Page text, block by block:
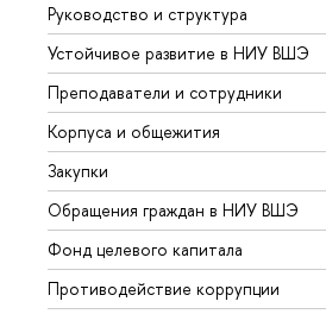
Руководство и структура
Устойчивое развитие в НИУ ВШЭ
Преподаватели и сотрудники
Корпуса и общежития
Закупки
Обращения граждан в НИУ ВШЭ
Фонд целевого капитала
Противодействие коррупции